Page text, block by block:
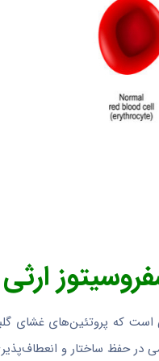
ارثی
که پروتئین‌های غشای